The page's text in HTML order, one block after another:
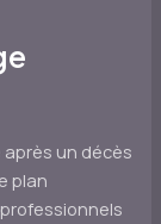
un décès
plan